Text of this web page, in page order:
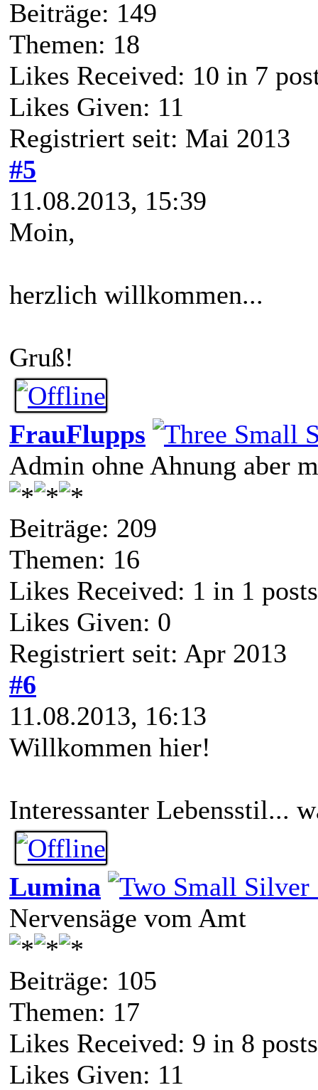
Beiträge: 149
Themen: 18
Likes Received: 10 in 7
Likes Given: 11
Registriert seit: Mai 2013
#5
11.08.2013, 15:39
Moin,
herzlich willkommen...
Gruß!
FrauFlupps
Admin ohne Ahnung aber
Beiträge: 209
Themen: 16
Likes Received: 1 in 1 posts
Likes Given: 0
Registriert seit: Apr 2013
#6
11.08.2013, 16:13
Willkommen hier!
Interessanter Lebensstil...
Lumina
Nervensäge vom Amt
Beiträge: 105
Themen: 17
Likes Received: 9 in 8 posts
Likes Given: 11